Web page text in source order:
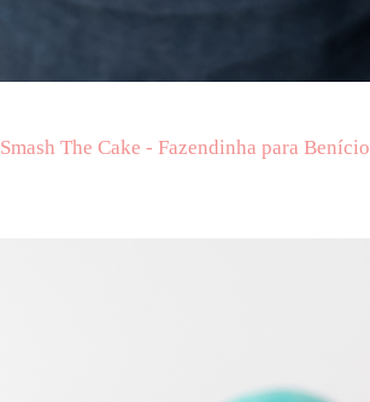
Smash The Cake - Fazendinha para Benício